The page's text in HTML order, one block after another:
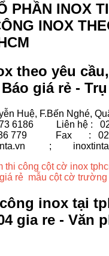
PHẦN INOX
INOX
theo yêu
giá rẻ -
Huệ, F.Bến Nghé,
6186
Liên hệ :
779 Fax
:
;
thi công cột cờ inox
rẻ mẫu cột cờ trường
inox tại
gia re - Văn